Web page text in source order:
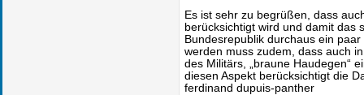
Es ist sehr zu begrüßen, dass
berücksichtigt wird und damit das
Bundesrepublik durchaus ein
werden muss zudem, dass auch
des Militärs, „braune Haudegen“
diesen Aspekt berücksichtigt die
ferdinand dupuis-panther